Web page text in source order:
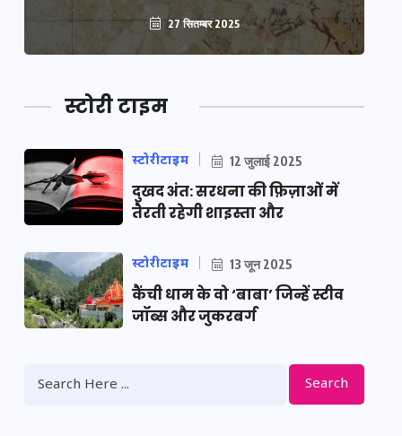
27 सितम्बर 2025
स्टोरी टाइम
स्टोरीटाइम 12 जुलाई 2025
दुखद अंत: सरधना की फ़िज़ाओं में
तैरती रहेगी शाइस्ता और
स्टोरीटाइम 13 जून 2025
कैंची धाम के वो ‘बाबा’ जिन्हें स्टीव
जॉब्स और जुकरबर्ग
Search